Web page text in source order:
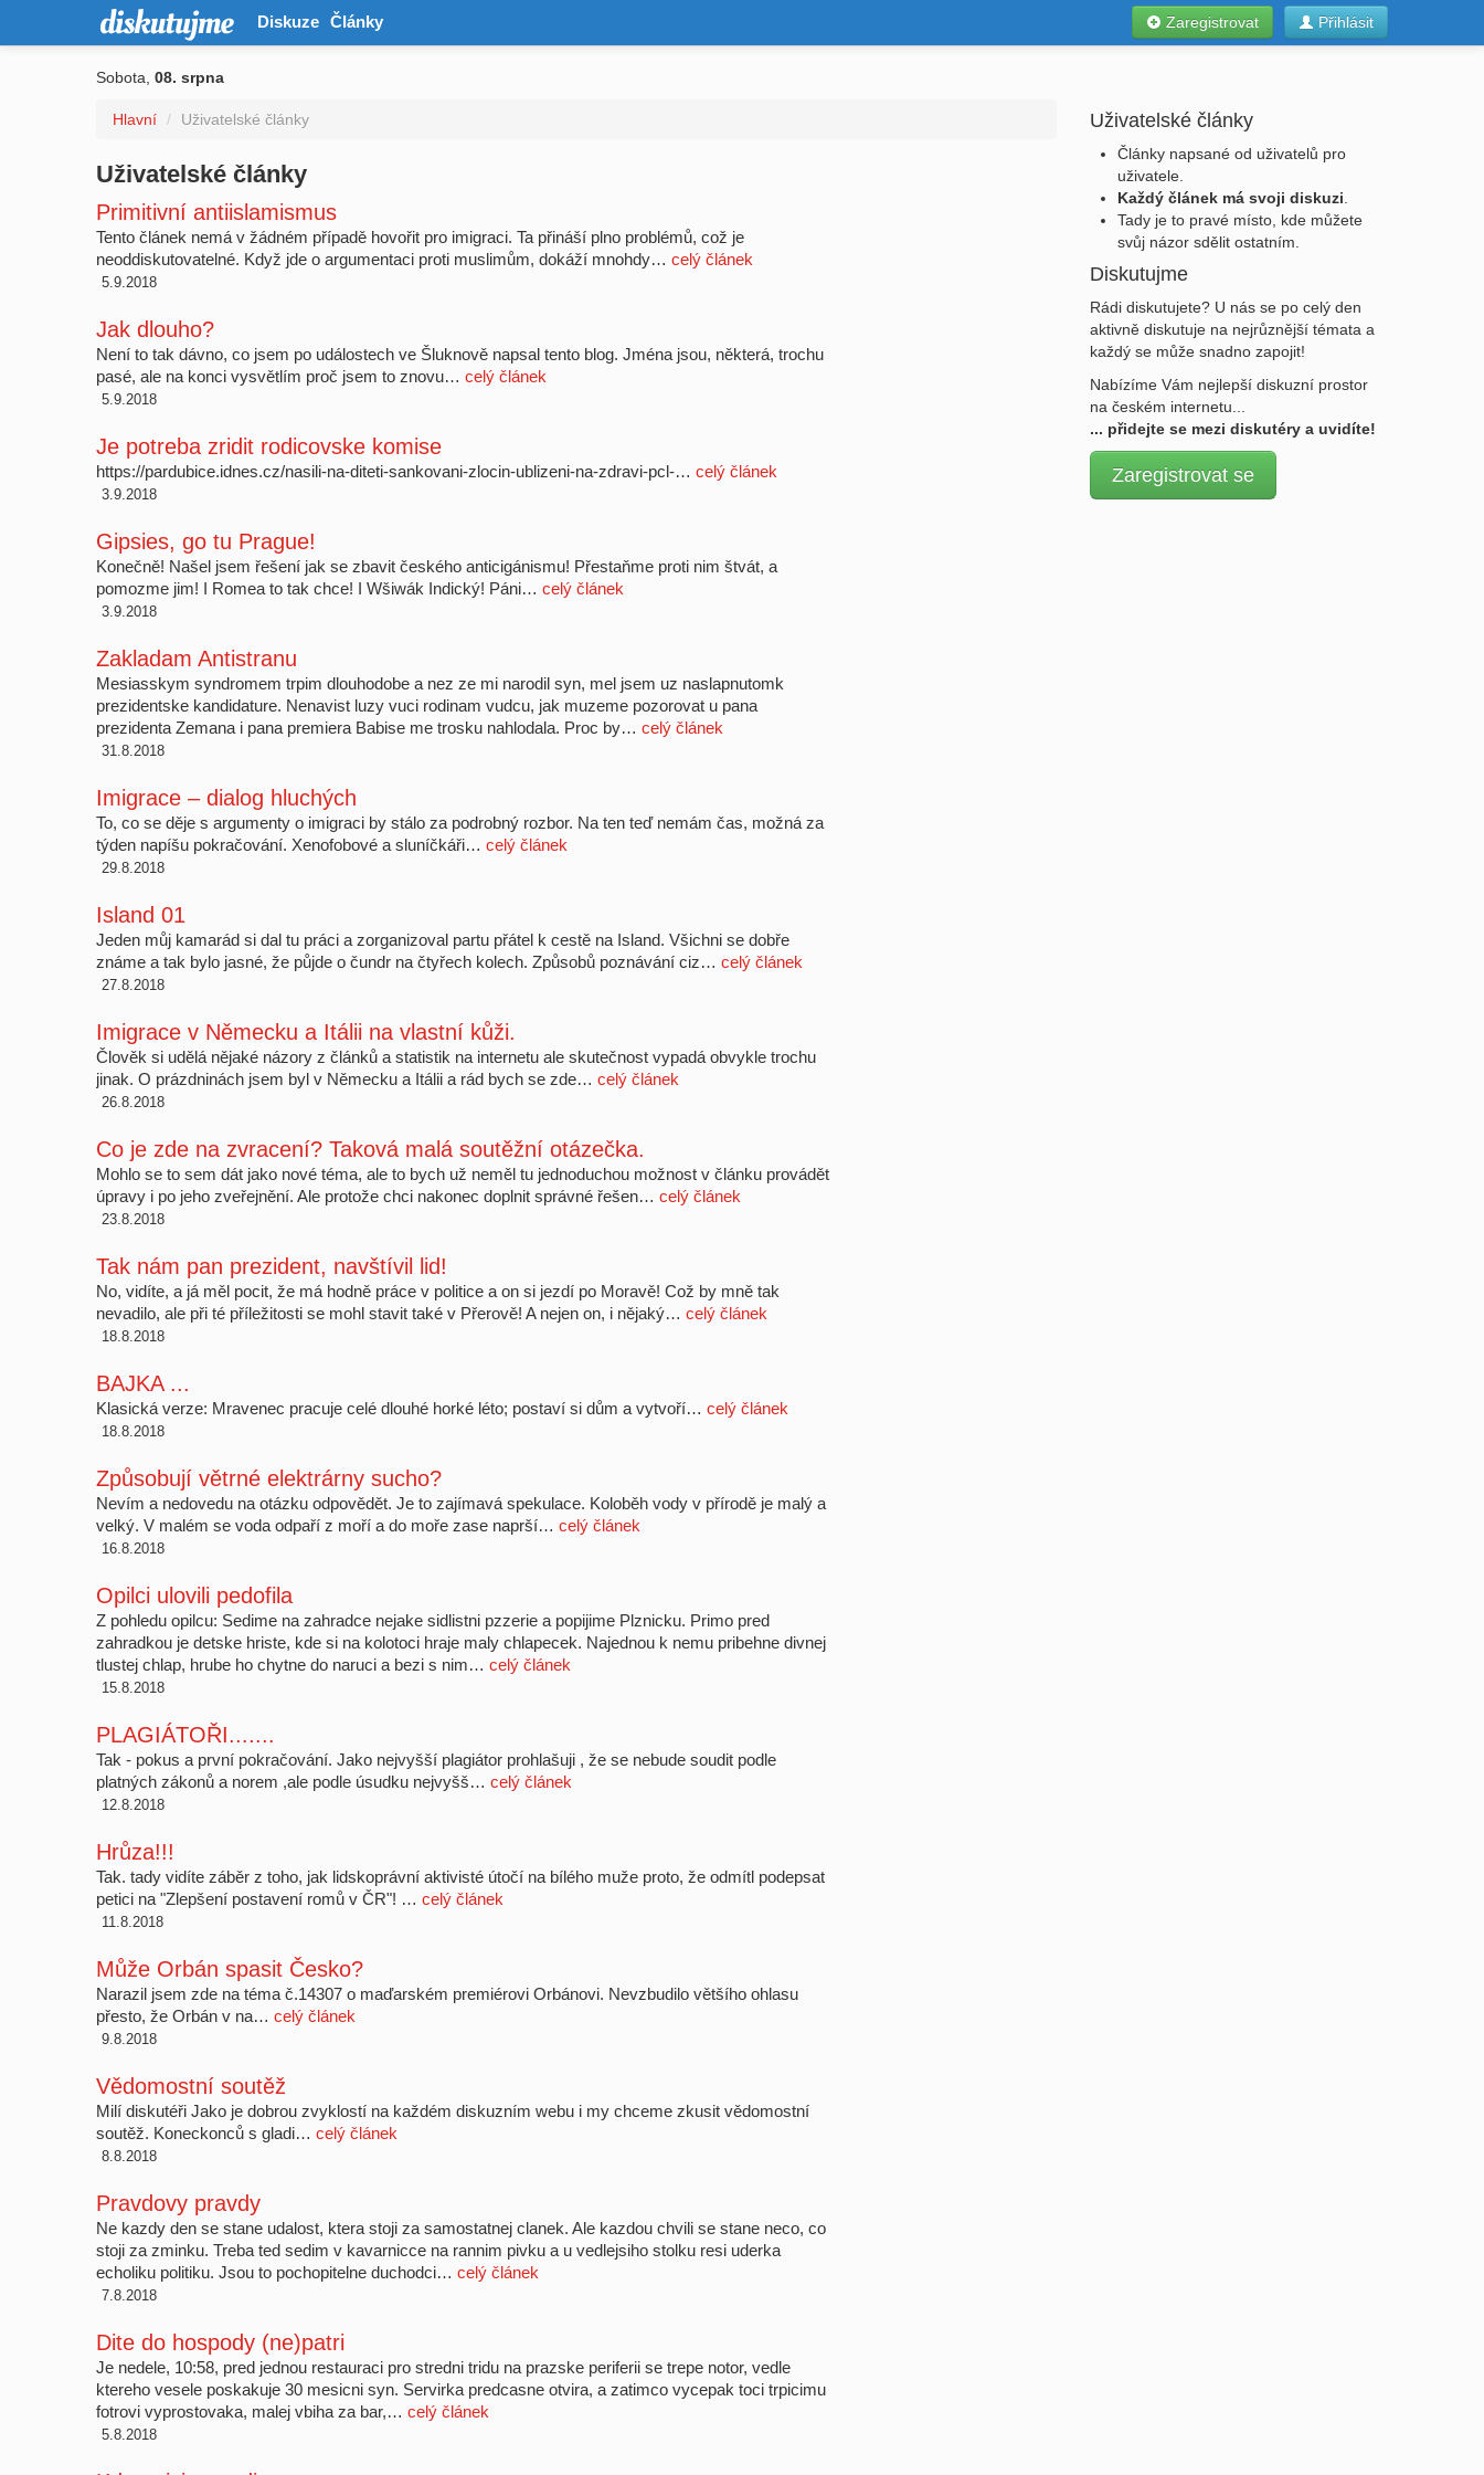
Diskuze Články Přihlásit
Zaregistrovat
Sobota, 08. srpna
Hlavní / Uživatelské články
Uživatelské články
Primitivní antiislamismus
Tento článek nemá v žádném případě hovořit pro imigraci. Ta přináší plno problémů, což je
neoddiskutovatelné. Když jde o argumentaci proti muslimům, dokáží mnohdy… celý článek
5.9.2018
Jak dlouho?
Není to tak dávno, co jsem po událostech ve Šluknově napsal tento blog. Jména jsou, některá, trochu
pasé, ale na konci vysvětlím proč jsem to znovu… celý článek
5.9.2018
Je potreba zridit rodicovske komise
https://pardubice.idnes.cz/nasili-na-diteti-sankovani-zlocin-ublizeni-na-zdravi-pcl-… celý článek
3.9.2018
Gipsies, go tu Prague!
Konečně! Našel jsem řešení jak se zbavit českého anticigánismu! Přestaňme proti nim štvát, a
pomozme jim! I Romea to tak chce! I Wšiwák Indický! Páni… celý článek
3.9.2018
Zakladam Antistranu
Mesiasskym syndromem trpim dlouhodobe a nez ze mi narodil syn, mel jsem uz naslapnutomk
prezidentske kandidature. Nenavist luzy vuci rodinam vudcu, jak muzeme pozorovat u pana
prezidenta Zemana i pana premiera Babise me trosku nahlodala. Proc by… celý článek
31.8.2018
Imigrace – dialog hluchých
To, co se děje s argumenty o imigraci by stálo za podrobný rozbor. Na ten teď nemám čas, možná za
týden napíšu pokračování. Xenofobové a sluníčkáři… celý článek
29.8.2018
Island 01
Jeden můj kamarád si dal tu práci a zorganizoval partu přátel k cestě na Island. Všichni se dobře
známe a tak bylo jasné, že půjde o čundr na čtyřech kolech. Způsobů poznávání ciz… celý článek
27.8.2018
Imigrace v Německu a Itálii na vlastní kůži.
Člověk si udělá nějaké názory z článků a statistik na internetu ale skutečnost vypadá obvykle trochu
jinak. O prázdninách jsem byl v Německu a Itálii a rád bych se zde… celý článek
26.8.2018
Co je zde na zvracení? Taková malá soutěžní otázečka.
Mohlo se to sem dát jako nové téma, ale to bych už neměl tu jednoduchou možnost v článku provádět
úpravy i po jeho zveřejnění. Ale protože chci nakonec doplnit správné řešen… celý článek
23.8.2018
Tak nám pan prezident, navštívil lid!
No, vidíte, a já měl pocit, že má hodně práce v politice a on si jezdí po Moravě! Což by mně tak
nevadilo, ale při té příležitosti se mohl stavit také v Přerově! A nejen on, i nějaký… celý článek
18.8.2018
BAJKA ...
Klasická verze: Mravenec pracuje celé dlouhé horké léto; postaví si dům a vytvoří… celý článek
18.8.2018
Způsobují větrné elektrárny sucho?
Nevím a nedovedu na otázku odpovědět. Je to zajímavá spekulace. Koloběh vody v přírodě je malý a
velký. V malém se voda odpaří z moří a do moře zase naprší… celý článek
16.8.2018
Opilci ulovili pedofila
Z pohledu opilcu: Sedime na zahradce nejake sidlistni pzzerie a popijime Plznicku. Primo pred
zahradkou je detske hriste, kde si na kolotoci hraje maly chlapecek. Najednou k nemu pribehne divnej
tlustej chlap, hrube ho chytne do naruci a bezi s nim… celý článek
15.8.2018
PLAGIÁTOŘI.......
Tak - pokus a první pokračování. Jako nejvyšší plagiátor prohlašuji , že se nebude soudit podle
platných zákonů a norem ,ale podle úsudku nejvyšš… celý článek
12.8.2018
Hrůza!!!
Tak. tady vidíte záběr z toho, jak lidskoprávní aktivisté útočí na bílého muže proto, že odmítl podepsat
petici na "Zlepšení postavení romů v ČR"! … celý článek
11.8.2018
Může Orbán spasit Česko?
Narazil jsem zde na téma č.14307 o maďarském premiérovi Orbánovi. Nevzbudilo většího ohlasu
přesto, že Orbán v na… celý článek
9.8.2018
Vědomostní soutěž
Milí diskutéři Jako je dobrou zvyklostí na každém diskuzním webu i my chceme zkusit vědomostní
soutěž. Koneckonců s gladi… celý článek
8.8.2018
Pravdovy pravdy
Ne kazdy den se stane udalost, ktera stoji za samostatnej clanek. Ale kazdou chvili se stane neco, co
stoji za zminku. Treba ted sedim v kavarnicce na rannim pivku a u vedlejsiho stolku resi uderka
echoliku politiku. Jsou to pochopitelne duchodci… celý článek
7.8.2018
Dite do hospody (ne)patri
Je nedele, 10:58, pred jednou restauraci pro stredni tridu na prazske periferii se trepe notor, vedle
ktereho vesele poskakuje 30 mesicni syn. Servirka predcasne otvira, a zatimco vycepak toci trpicimu
fotrovi vyprostovaka, malej vbiha za bar,… celý článek
5.8.2018
Uživatelské články
Články napsané od uživatelů pro
uživatele.
Každý článek má svoji diskuzi
Tady je to pravé místo, kde můžete
svůj názor sdělit ostatním.
Diskutujme
Rádi diskutujete? U nás se po celý den
aktivně diskutuje na nejrůznější témata a
každý se může snadno zapojit!
Nabízíme Vám nejlepší diskuzní prostor
na českém internetu...
... přidejte se mezi diskutéry a uvidíte!
Zaregistrovat se